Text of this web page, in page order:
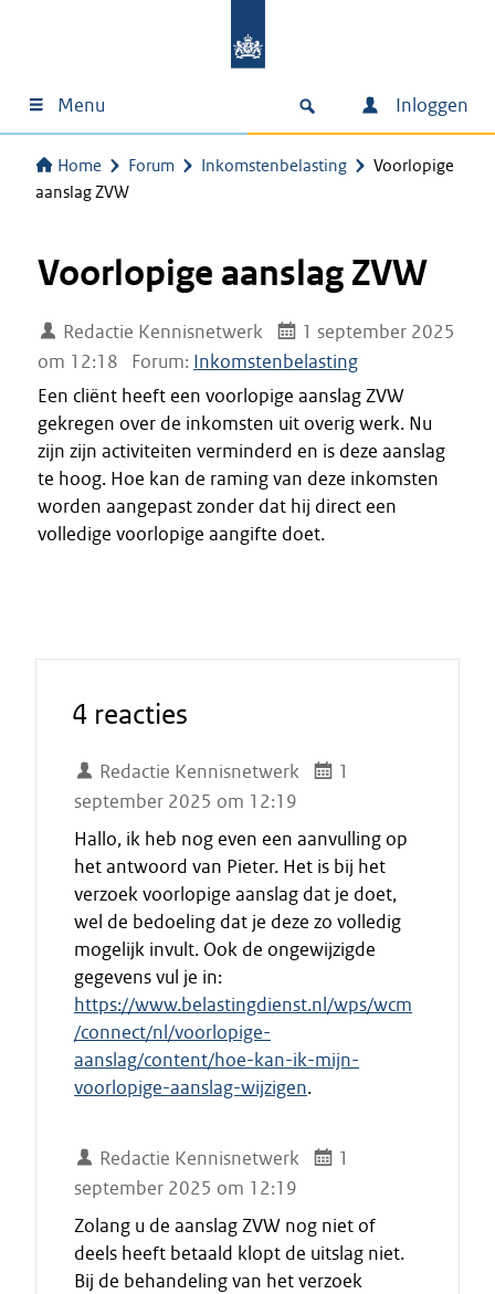
Menu Inloggen
Home Forum Inkomstenbelasting
Voorlopige
aanslag ZVW
Voorlopige aanslag ZVW
Redactie Kennisnetwerk
1 september 2025
om 12:18
Forum: Inkomstenbelasting
Een cliënt heeft een voorlopige aanslag ZVW
gekregen over de inkomsten uit overig werk. Nu
zijn zijn activiteiten verminderd en is deze aanslag
te hoog. Hoe kan de raming van deze inkomsten
worden aangepast zonder dat hij direct een
volledige voorlopige aangifte doet.
4 reacties
Redactie Kennisnetwerk
1
september 2025 om 12:19
Hallo, ik heb nog even een aanvulling op
het antwoord van Pieter. Het is bij het
verzoek voorlopige aanslag dat je doet,
wel de bedoeling dat je deze zo volledig
mogelijk invult. Ook de ongewijzigde
gegevens vul je in:
https://www.belastingdienst.nl/wps/wcm
/connect/nl/voorlopige-
aanslag/content/hoe-kan-ik-mijn-
voorlopige-aanslag-wijzigen.
Redactie Kennisnetwerk
1
september 2025 om 12:19
Zolang u de aanslag ZVW nog niet of
deels heeft betaald klopt de uitslag niet.
Bij de behandeling van het verzoek